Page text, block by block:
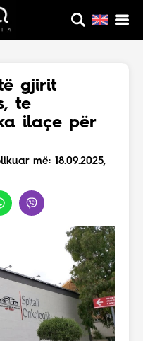
gjirit
te
ilaçe për
më: 18.09.2025,